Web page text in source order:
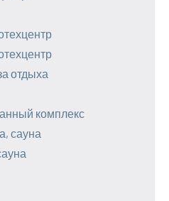
отдыха
комплекс
сауна